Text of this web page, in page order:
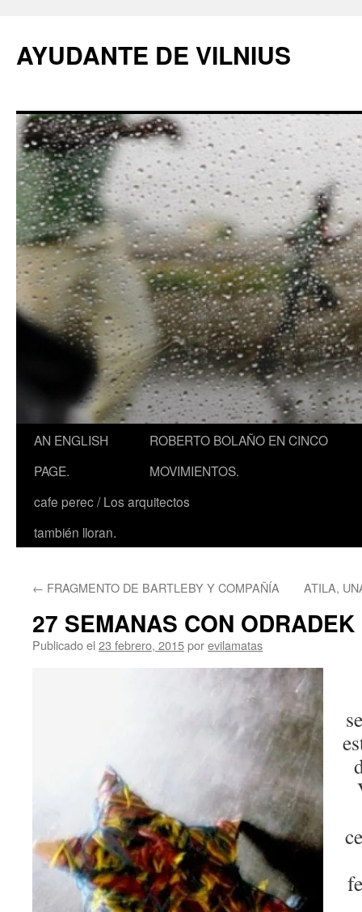
AYUDANTE DE VILNIUS
AN ENGLISH
PAGE.
ROBERTO BOLAÑO EN CINCO
MOVIMIENTOS.
cafe perec / Los arquitectos
también lloran.
← FRAGMENTO DE BARTLEBY Y COMPAÑÍA ATILA,
27 SEMANAS CON ODRADEK
Publicado el 23 febrero, 2015porevilamatas